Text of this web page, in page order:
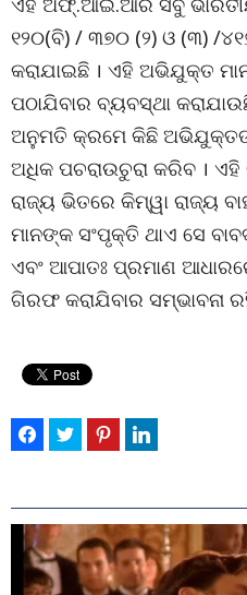
୧୨୦(ବି) / ୩୭୦ (୨) ଓ (୩) /
କରାଯାଇଛି । ଏହି ଅଭିଯୁକ୍ତ
ପଠାଯିବାର ବ୍ୟବସ୍ଥା
ଅନୁମତି କ୍ରମେ କିଛି
ଅଧିକ ପଚରାଉଚୁରା କରିବ ।
ରାଜ୍ୟ ଭିତରେ କିମ୍ୱା ରାଜ୍ୟ
ମାନଙ୍କ ସଂପୃକ୍ତି ଥାଏ ସେ
ଏବଂ ଆପାତଃ ପ୍ରମାଣ
ଗିରଫ କରାଯିବାର ସମ୍ଭାବନା